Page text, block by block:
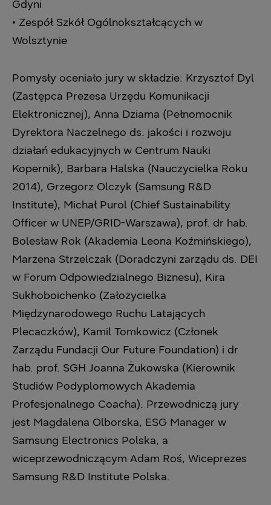
Gdyni
• Zespół Szkół Ogólnokształcących w
Wolsztynie
Pomysły oceniało jury w składzie: Krzysztof Dyl
(Zastępca Prezesa Urzędu Komunikacji
‎Elektronicznej), Anna Dziama (Pełnomocnik
Dyrektora Naczelnego ds. jakości i rozwoju
‎działań edukacyjnych w Centrum Nauki
Kopernik), Barbara Halska (Nauczycielka Roku
‎‎2014), Grzegorz Olczyk (Samsung R&D
Institute), Michał Purol (Chief Sustainability
Officer ‎w UNEP/GRID-Warszawa), prof. dr hab.
Bolesław Rok (Akademia Leona Koźmińskiego),
‎Marzena Strzelczak (Doradczyni zarządu ds. DEI
w Forum Odpowiedzialnego Biznesu), ‎Kira
Sukhoboichenko (Założycielka
Międzynarodowego Ruchu Latających
Plecaczków), ‎Kamil Tomkowicz (Członek
Zarządu Fundacji Our Future Foundation) i dr
hab. prof. SGH ‎Joanna Żukowska (Kierownik
Studiów Podyplomowych Akademia
Profesjonalnego Coacha). ‎Przewodniczą jury
jest Magdalena Olborska, ESG Manager w
Samsung Electronics Polska, ‎a
wiceprzewodniczącym Adam Roś, Wiceprezes
Samsung R&D Institute Polska.‎